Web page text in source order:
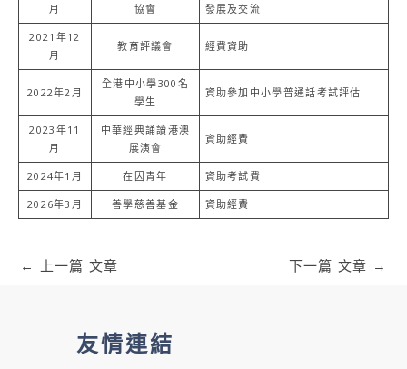
月
協會
發展及交流
2021年12
月
教育評議會 經費資助
2022年2月
全港中小學300名
學生
資助參加中小學普通話考試評估
2023年11
月
中華經典誦讀港澳
展演會
資助經費
2024年1月 在囚青年 資助考試費
2026年3月 善學慈善基金 資助經費
← 上一篇 文章 下一篇 文章 →
友情連結